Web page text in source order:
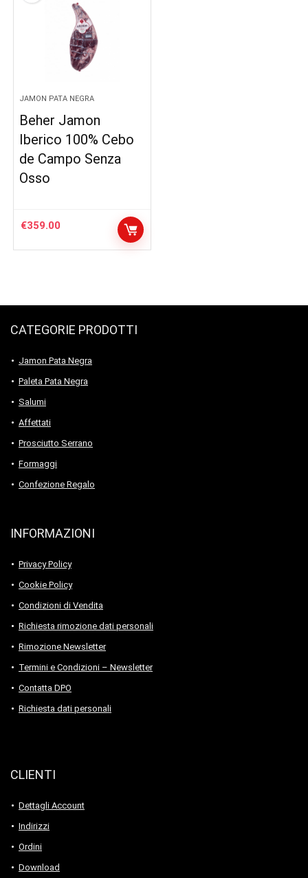
JAMON PATA NEGRA
Beher Jamon
Iberico 100% Cebo
de Campo Senza
Osso
€359.00
CATEGORIE PRODOTTI
Jamon Pata Negra
Paleta Pata Negra
Salumi
Affettati
Prosciutto Serrano
Formaggi
Confezione Regalo
INFORMAZIONI
Privacy Policy
Cookie Policy
Condizioni di Vendita
Richiesta rimozione dati personali
Rimozione Newsletter
Termini e Condizioni – Newsletter
Contatta DPO
Richiesta dati personali
CLIENTI
Dettagli Account
Indirizzi
Ordini
Download